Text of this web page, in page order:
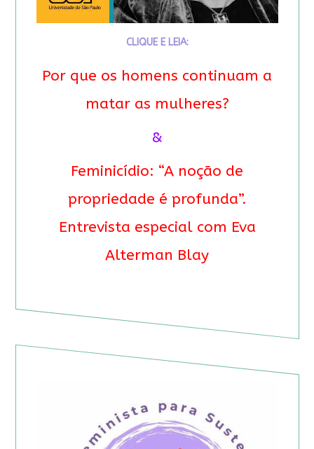
CLIQUE E LEIA:
Por que os homens continuam a
matar as mulheres?
&
Feminicídio: “A noção de
propriedade é profunda”.
Entrevista especial com Eva
Alterman Blay